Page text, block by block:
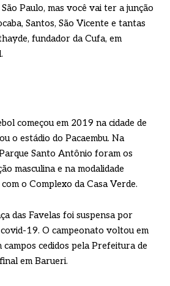
Paulo, mas você vai ter a junção
Santos, São Vicente e tantas
fundador da Cufa, em
começou em 2019 na cidade de
o estádio do Pacaembu. Na
Santo Antônio foram os
masculina e na modalidade
o Complexo da Casa Verde.
das Favelas foi suspensa por
covid-19. O campeonato voltou em
campos cedidos pela Prefeitura de
em Barueri.